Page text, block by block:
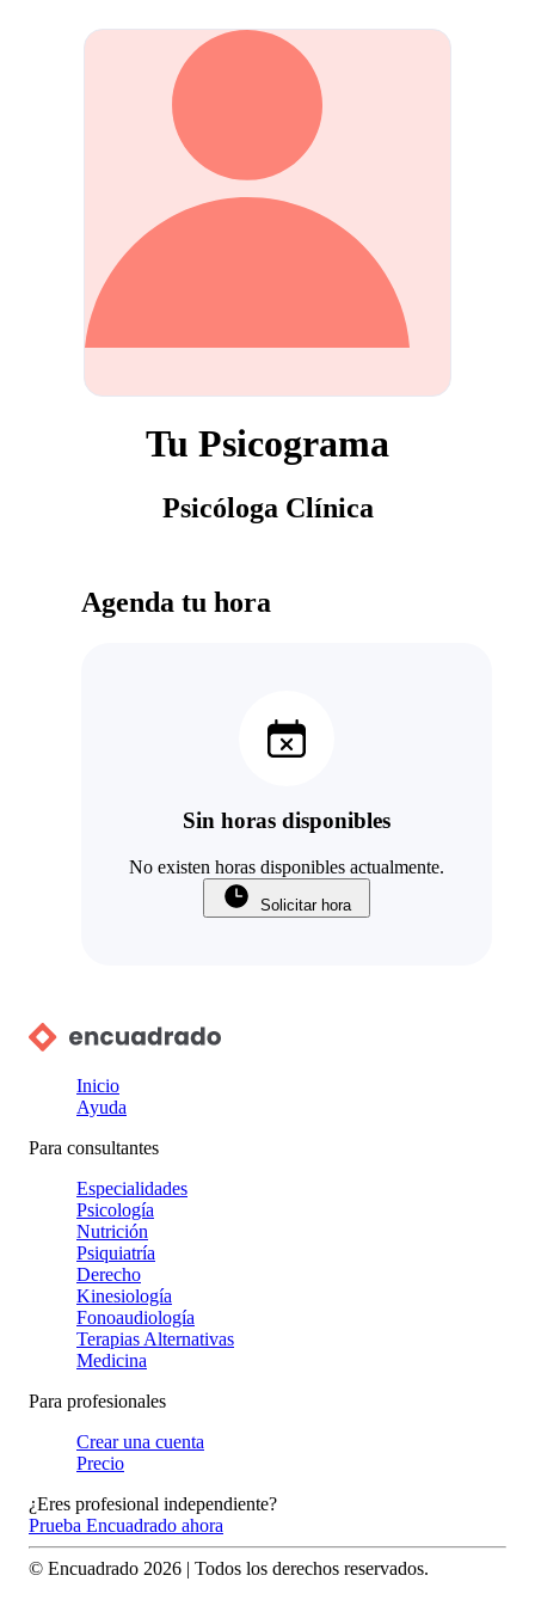
Tu Psicograma
Psicóloga Clínica
Agenda tu hora
Sin horas disponibles
No existen horas disponibles actualmente.
Solicitar hora
Inicio
Ayuda
Para consultantes
Especialidades
Psicología
Nutrición
Psiquiatría
Derecho
Kinesiología
Fonoaudiología
Terapias Alternativas
Medicina
Para profesionales
Crear una cuenta
Precio
¿Eres profesional independiente?
Prueba Encuadrado ahora
© Encuadrado 2026 | Todos los derechos reservados.